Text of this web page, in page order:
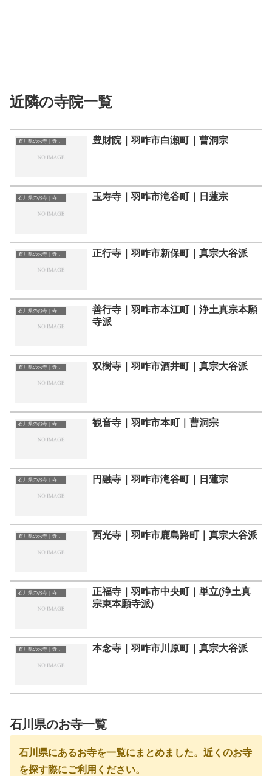
近隣の寺院一覧
石川県のお寺｜寺院一覧 豊財院｜羽咋市白瀬町｜曹洞宗
石川県のお寺｜寺院一覧 玉寿寺｜羽咋市滝谷町｜日蓮宗
石川県のお寺｜寺院一覧 正行寺｜羽咋市新保町｜真宗大谷派
石川県のお寺｜寺院一覧
善行寺｜羽咋市本江町｜浄土真宗本願
寺派
石川県のお寺｜寺院一覧 双樹寺｜羽咋市酒井町｜真宗大谷派
石川県のお寺｜寺院一覧 観音寺｜羽咋市本町｜曹洞宗
石川県のお寺｜寺院一覧 円融寺｜羽咋市滝谷町｜日蓮宗
石川県のお寺｜寺院一覧 西光寺｜羽咋市鹿島路町｜真宗大谷派
石川県のお寺｜寺院一覧
正福寺｜羽咋市中央町｜単立(浄土真
宗東本願寺派)
石川県のお寺｜寺院一覧 本念寺｜羽咋市川原町｜真宗大谷派
石川県のお寺一覧
石川県にあるお寺を一覧にまとめました。近くのお寺
を探す際にご利用ください。